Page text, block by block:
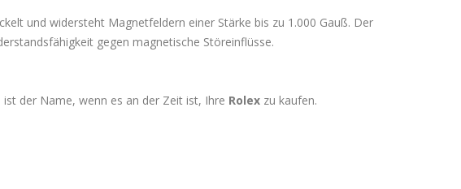
und widersteht Magnetfeldern einer Stärke bis zu 1.000 Gauß. Der
gegen magnetische Störeinflüsse.
der Name, wenn es an der Zeit ist, Ihre Rolex zu kaufen.